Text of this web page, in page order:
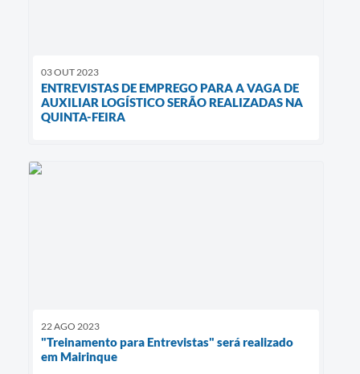
03 OUT 2023
ENTREVISTAS DE EMPREGO PARA A VAGA DE
AUXILIAR LOGÍSTICO SERÃO REALIZADAS NA
QUINTA-FEIRA
22 AGO 2023
"Treinamento para Entrevistas" será realizado
em Mairinque